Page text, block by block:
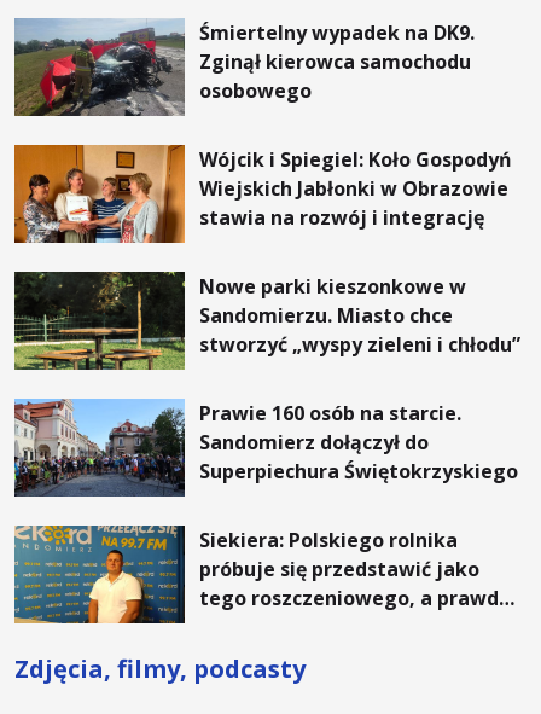
Śmiertelny wypadek na DK9.
Zginął kierowca samochodu
osobowego
Wójcik i Spiegiel: Koło Gospodyń
Wiejskich Jabłonki w Obrazowie
stawia na rozwój i integrację
Nowe parki kieszonkowe w
Sandomierzu. Miasto chce
stworzyć „wyspy zieleni i chłodu”
Prawie 160 osób na starcie.
Sandomierz dołączył do
Superpiechura Świętokrzyskiego
Siekiera: Polskiego rolnika
próbuje się przedstawić jako
tego roszczeniowego, a prawda
Zdjęcia, filmy, podcasty